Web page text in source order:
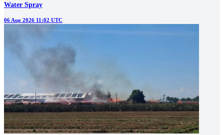
Water Spray
06 Aug 2026 11:02 UTC